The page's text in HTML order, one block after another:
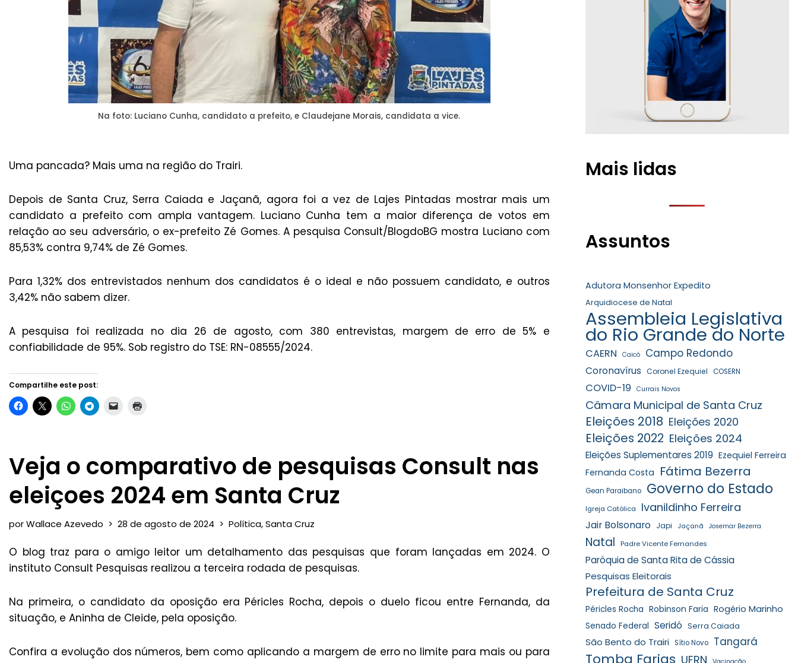
Na foto: Luciano Cunha, candidato a prefeito, e Claudejane Morais, candidata a vice.
Uma pancada? Mais uma na região do Trairi.
Depois de Santa Cruz, Serra Caiada e Jaçanã, agora foi a vez de Lajes Pintadas mostrar mais um
candidato a prefeito com ampla vantagem. Luciano Cunha tem a maior diferença de votos em
relação ao seu adversário, o ex-prefeito Zé Gomes. A pesquisa Consult/BlogdoBG mostra Luciano com
85,53% contra 9,74% de Zé Gomes.
Para 1,32% dos entrevistados nenhum dos candidatos é o ideal e não possuem candidato, e outros
3,42% não sabem dizer.
A pesquisa foi realizada no dia 26 de agosto, com 380 entrevistas, margem de erro de 5% e
confiabilidade de 95%. Sob registro do TSE: RN-08555/2024.
Compartilhe este post:
Veja o comparativo de pesquisas Consult nas
eleiçoes 2024 em Santa Cruz
porWallace Azevedo 28 de agosto de 2024 Política,Santa Cruz
O blog traz para o amigo leitor um detalhamento das pesquisas que foram lançadas em 2024. O
instituto Consult Pesquisas realizou a terceira rodada de pesquisas.
Na primeira, o candidato da oposição era Péricles Rocha, depois o duelo ficou entre Fernanda, da
situação, e Aninha de Cleide, pela oposição.
Confira a evolução dos números, bem como aplicando a margem de erro no limite para mais ou para
Mais lidas
Assuntos
Adutora Monsenhor Expedito
Arquidiocese de Natal
Assembleia Legislativa
do Rio Grande do Norte
CAERN Caicó Campo Redondo
Coronavírus Coronel Ezequiel COSERN
COVID-19 Currais Novos
Câmara Municipal de Santa Cruz
Eleições 2018 Eleições 2020
Eleições 2022 Eleições 2024
Eleições Suplementares 2019 Ezequiel Ferreira
Fernanda Costa Fátima Bezerra
Gean Paraibano Governo do Estado
Igreja Católica Ivanildinho Ferreira
Jair Bolsonaro Japi Jaçanã Josemar Bezerra
Natal Padre Vicente Fernandes
Paróquia de Santa Rita de Cássia
Pesquisas Eleitorais
Prefeitura de Santa Cruz
Péricles Rocha Robinson Faria Rogério Marinho
Senado Federal Seridó Serra Caiada
São Bento do Trairi Sítio Novo Tangará
Tomba Farias UFRN